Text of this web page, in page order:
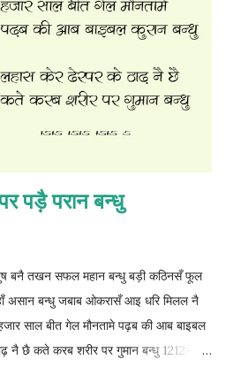
पड़ै परान बन्धु
बनै तखन सफल महान बन्धु बड़ी कठिनसँ फूल
असान बन्धु जबाब ओकरासँ आइ धरि मिलल नै
साल बीत गेल मौनतामे पढ़ब की आब बाइबल
नै छै कते करब शरीर पर गुमान बन्धु 1212-